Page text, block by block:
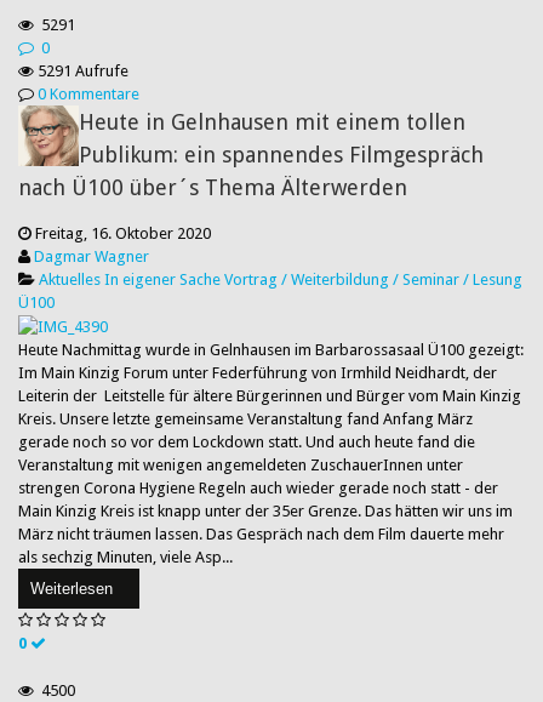
5291
0
5291 Aufrufe
0 Kommentare
Heute in Gelnhausen mit einem tollen
Publikum: ein spannendes Filmgespräch
nach Ü100 über´s Thema Älterwerden
Freitag, 16. Oktober 2020
Dagmar Wagner
Aktuelles In eigener Sache Vortrag / Weiterbildung / Seminar / Lesung
Ü100
Heute Nachmittag wurde in Gelnhausen im Barbarossasaal Ü100 gezeigt:
Im Main Kinzig Forum unter Federführung von Irmhild Neidhardt, der
Leiterin der Leitstelle für ältere Bürgerinnen und Bürger vom Main Kinzig
Kreis. Unsere letzte gemeinsame Veranstaltung fand Anfang März
gerade noch so vor dem Lockdown statt. Und auch heute fand die
Veranstaltung mit wenigen angemeldeten ZuschauerInnen unter
strengen Corona Hygiene Regeln auch wieder gerade noch statt - der
Main Kinzig Kreis ist knapp unter der 35er Grenze. Das hätten wir uns im
März nicht träumen lassen. Das Gespräch nach dem Film dauerte mehr
als sechzig Minuten, viele Asp...
Weiterlesen
0
4500